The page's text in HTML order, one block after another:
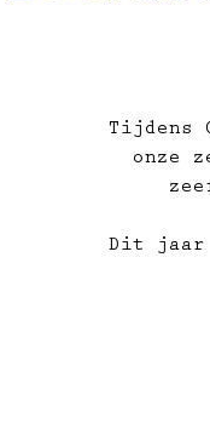
Tijdens
onze
Dit jaar